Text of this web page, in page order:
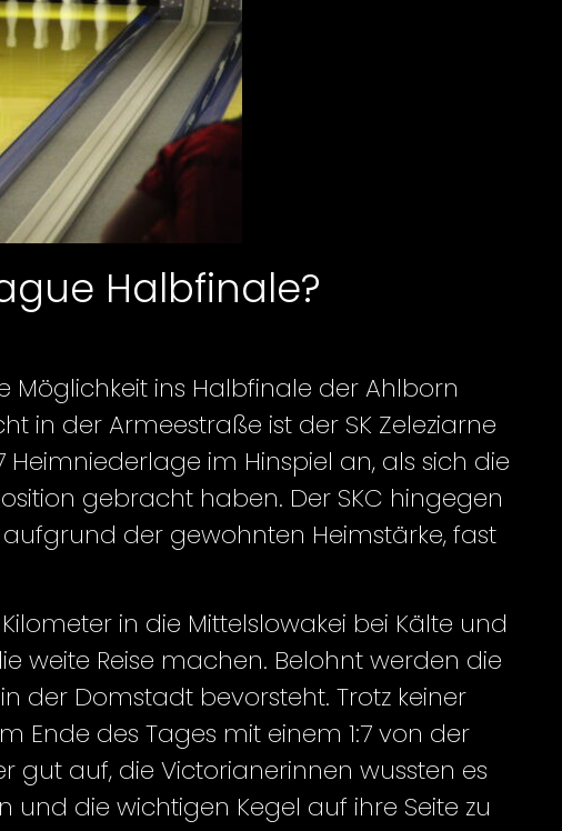
Halbfinale?
Möglichkeit ins Halbfinale der Ahlborn
in der Armeestraße ist der SK Zeleziarne
im Hinspiel an, als sich die
gebracht haben. Der SKC hingegen
der gewohnten Heimstärke, fast
in die Mittelslowakei bei Kälte und
weite Reise machen. Belohnt werden die
der Domstadt bevorsteht. Trotz keiner
Ende des Tages mit einem 1:7 von der
auf, die Victorianerinnen wussten es
die wichtigen Kegel auf ihre Seite zu